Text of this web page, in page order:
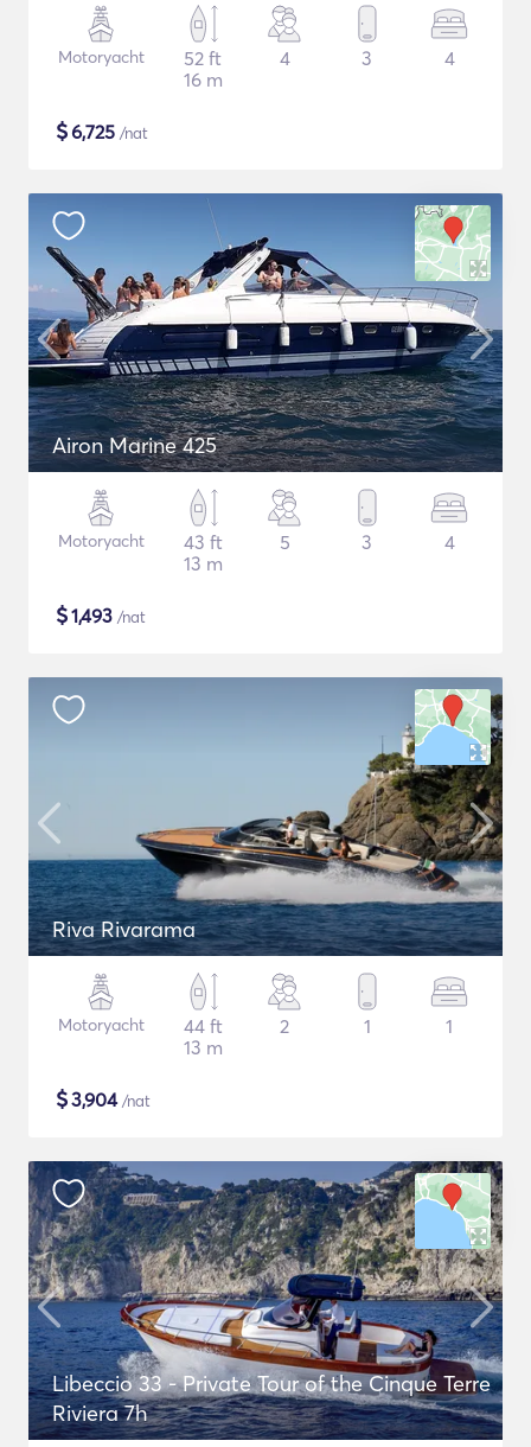
Motoryacht
52 ft
16 m
4 3 4
$6,725 /nat
Airon Marine 425
Motoryacht
43 ft
13 m
5 3 4
$1,493 /nat
Riva Rivarama
Motoryacht
44 ft
13 m
2 1 1
$3,904/nat
Libeccio 33 - Private Tour of the Cinque Terre
Riviera 7h